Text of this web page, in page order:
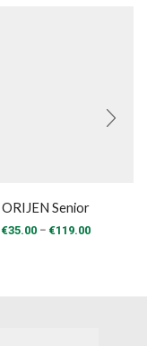
ORIJEN Senior
€35.00 – €119.00Price